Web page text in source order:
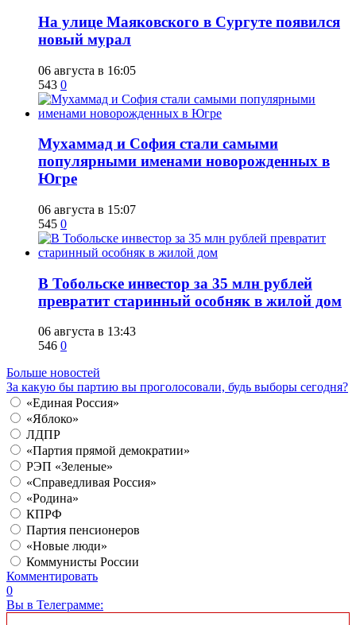
​На улице Маяковского в Сургуте появился
новый мурал
06 августа в 16:05
543 0
​Мухаммад и София стали самыми
популярными именами новорожденных в
Югре
06 августа в 15:07
545 0
В Тобольске инвестор за 35 млн рублей
превратит старинный особняк в жилой дом
06 августа в 13:43
546 0
Больше новостей
За какую бы партию вы проголосовали, будь выборы сегодня?
«Единая Россия»
«Яблоко»
ЛДПР
«Партия прямой демократии»
РЭП «Зеленые»
«Справедливая Россия»
«Родина»
КПРФ
Партия пенсионеров
«Новые люди»
Коммунисты России
Комментировать
0
Вы в Телеграмме: